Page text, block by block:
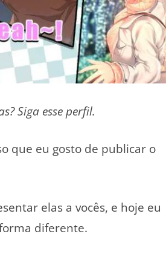
Siga esse perfil.
que eu gosto de publicar o
elas a vocês, e hoje eu
diferente.